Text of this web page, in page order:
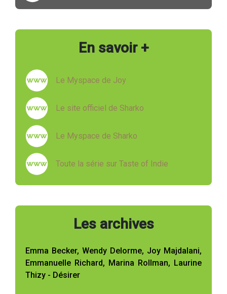
En savoir +
Le Myspace de Joy
Le site officiel de Sharko
Le Myspace de Sharko
Toute la série sur Taste of Indie
Les archives
Emma Becker, Wendy Delorme, Joy Majdalani,
Emmanuelle Richard, Marina Rollman, Laurine
Thizy - Désirer